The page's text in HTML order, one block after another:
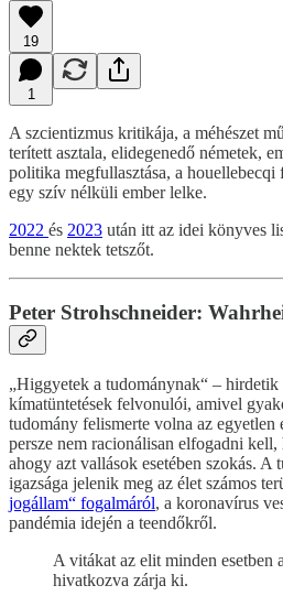
19
1
A szcientizmus kritikája, a méhészet
terített asztala, elidegenedő németek,
politika megfullasztása, a houellebecqi
egy szív nélküli ember lelke.
2022 és 2023 után itt az idei könyves
benne nektek tetszőt.
Peter Strohschneider:
„Higgyetek a tudománynak“ –
kímatüntetések felvonulói, amivel
tudomány felismerte volna az egyetlen
persze nem racionálisan elfogadni
ahogy azt vallások esetében szokás. A
igazsága jelenik meg az élet számos
jogállam“ fogalmáról, a koronavírus
pandémia idején a teendőkről.
A vitákat az elit minden esetben
hivatkozva zárja ki.